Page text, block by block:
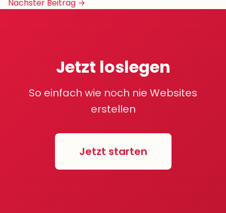
Navigation
Nächster Beitrag →
Jetzt loslegen
So einfach wie noch nie Websites
erstellen
Jetzt starten